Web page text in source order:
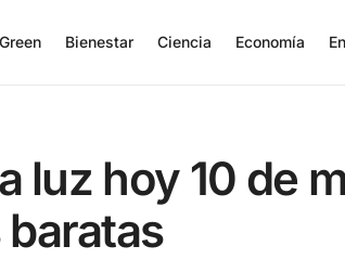
Bienestar Ciencia Economía
luz hoy 10 de